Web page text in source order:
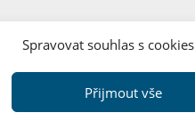
Spravovat souhlas s cookies
Přijmout vše